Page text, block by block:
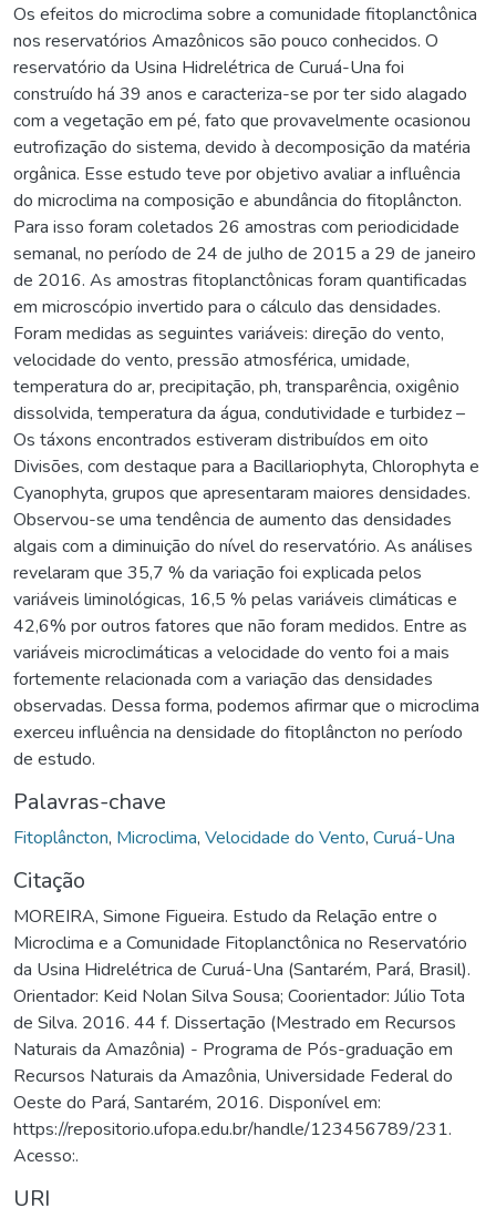
Os efeitos do microclima sobre a comunidade fitoplanctônica
nos reservatórios Amazônicos são pouco conhecidos. O
reservatório da Usina Hidrelétrica de Curuá-Una foi
construído há 39 anos e caracteriza-se por ter sido alagado
com a vegetação em pé, fato que provavelmente ocasionou
eutrofização do sistema, devido à decomposição da matéria
orgânica. Esse estudo teve por objetivo avaliar a influência
do microclima na composição e abundância do fitoplâncton.
Para isso foram coletados 26 amostras com periodicidade
semanal, no período de 24 de julho de 2015 a 29 de janeiro
de 2016. As amostras fitoplanctônicas foram quantificadas
em microscópio invertido para o cálculo das densidades.
Foram medidas as seguintes variáveis: direção do vento,
velocidade do vento, pressão atmosférica, umidade,
temperatura do ar, precipitação, ph, transparência, oxigênio
dissolvida, temperatura da água, condutividade e turbidez –
Os táxons encontrados estiveram distribuídos em oito
Divisões, com destaque para a Bacillariophyta, Chlorophyta e
Cyanophyta, grupos que apresentaram maiores densidades.
Observou-se uma tendência de aumento das densidades
algais com a diminuição do nível do reservatório. As análises
revelaram que 35,7 % da variação foi explicada pelos
variáveis liminológicas, 16,5 % pelas variáveis climáticas e
42,6% por outros fatores que não foram medidos. Entre as
variáveis microclimáticas a velocidade do vento foi a mais
fortemente relacionada com a variação das densidades
observadas. Dessa forma, podemos afirmar que o microclima
exerceu influência na densidade do fitoplâncton no período
de estudo.
Palavras-chave
Fitoplâncton, Microclima, Velocidade do Vento, Curuá-Una
Citação
MOREIRA, Simone Figueira. Estudo da Relação entre o
Microclima e a Comunidade Fitoplanctônica no Reservatório
da Usina Hidrelétrica de Curuá-Una (Santarém, Pará, Brasil).
Orientador: Keid Nolan Silva Sousa; Coorientador: Júlio Tota
de Silva. 2016. 44 f. Dissertação (Mestrado em Recursos
Naturais da Amazônia) - Programa de Pós-graduação em
Recursos Naturais da Amazônia, Universidade Federal do
Oeste do Pará, Santarém, 2016. Disponível em:
https://repositorio.ufopa.edu.br/handle/123456789/231.
Acesso:.
URI